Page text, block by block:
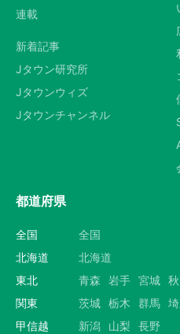
連載
新着記事
Jタウン研究所
Jタウンウィズ
Jタウンチャンネル
都道府県
全国
全国
北海道
北海道
東北
青森 岩手 宮城
関東
茨城 栃木 群馬
甲信越
新潟 山梨
長野